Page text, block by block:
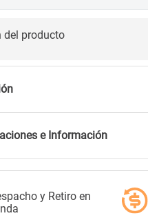
del producto
e Información
y Retiro en